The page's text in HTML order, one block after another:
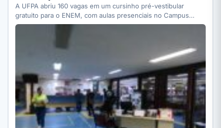
A UFPA abriu 160 vagas em um cursinho pré-vestibular
gratuito para o ENEM, com aulas presenciais no Campus…